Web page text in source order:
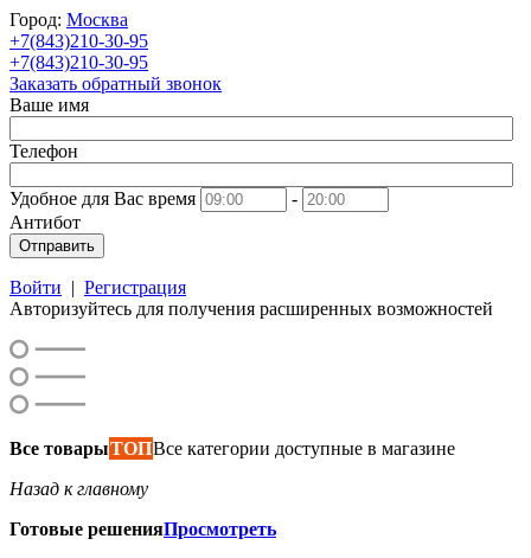
Город: Москва
+7(843)210-30-95
+7(843)210-30-95
Заказать обратный звонок
Ваше имя
Телефон
Удобное для Вас время
-
Антибот
Отправить
Войти | Регистрация
Авторизуйтесь для получения расширенных возможностей
Все товарыТОПВсе категории доступные в магазине
Назад к главному
Готовые решенияПросмотреть